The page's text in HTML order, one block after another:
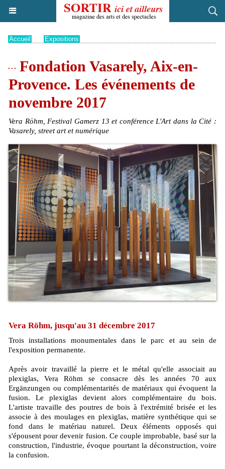
Accueil Expositions
Fondation Vasarely, Aix-en-
Provence. Les événements de
novembre 2017
Vera Röhm, Festival Gamerz 13 et conférence L'Art dans la Cité :
Vasarely, street art et numérique
Vera Röhm, jusqu'au 31 décembre 2017
Trois installations monumentales dans le parc et au sein de
l'exposition permanente.
Après avoir travaillé la pierre et le métal qu'elle associait au
plexiglas, Vera Röhm se consacre dès les années 70 aux
Ergänzungen ou complémentarités de matériaux qui évoquent la
fusion. Le plexiglas devient alors complémentaire du bois.
L'artiste travaille des poutres de bois à l'extrémité brisée et les
associe à des moulages en plexiglas, matière synthétique qui se
fond dans le matériau naturel. Deux éléments opposés qui
s'épousent pour devenir fusion. Ce couple improbable, basé sur la
construction, l'industrie, évoque pourtant la déconstruction, voire
la confusion.